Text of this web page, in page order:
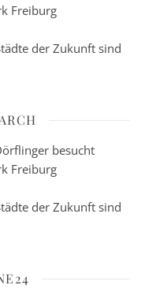
Freiburg
der Zukunft sind
besucht
Freiburg
der Zukunft sind